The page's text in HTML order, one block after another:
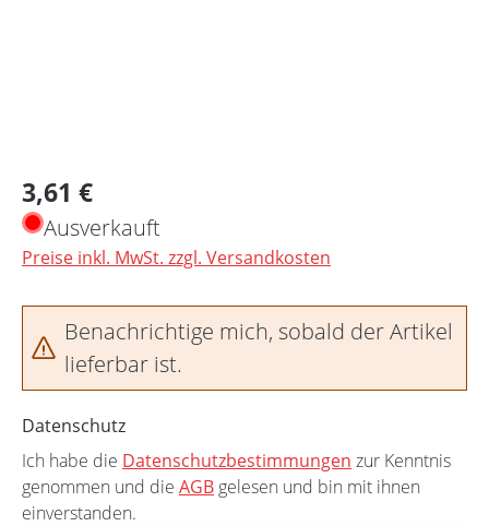
Regulärer Preis:
3,61 €
Ausverkauft
Preise inkl. MwSt. zzgl. Versandkosten
Benachrichtige mich, sobald der Artikel
lieferbar ist.
Datenschutz
Ich habe die Datenschutzbestimmungen zur Kenntnis
genommen und die AGB gelesen und bin mit ihnen
einverstanden.